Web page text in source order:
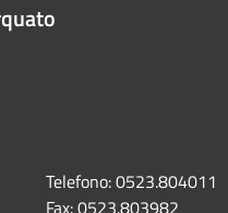
Telefono:0523.804011